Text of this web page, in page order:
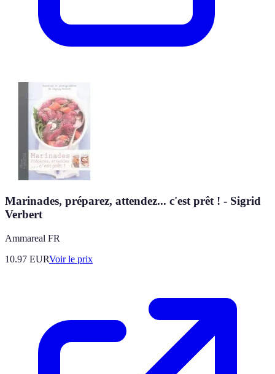
Marinades, préparez, attendez... c'est prêt ! - Sigrid
Verbert
Ammareal FR
10.97 EURVoir le prix